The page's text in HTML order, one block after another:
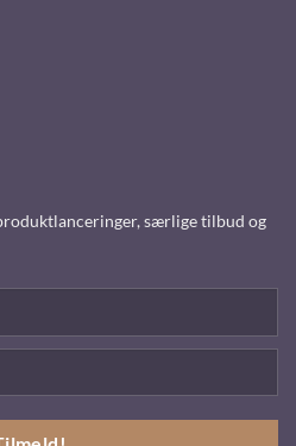
særlige tilbud og